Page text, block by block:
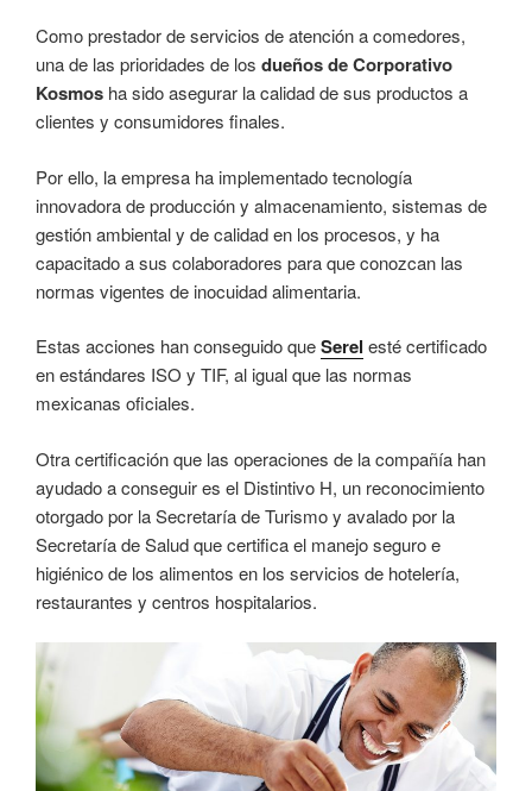
Como prestador de servicios de atención a comedores,
una de las prioridades de los dueños deCorporativo
Kosmos ha sido asegurar la calidad de sus productos a
clientes y consumidores finales.
Por ello, la empresa ha implementado tecnología
innovadora de producción y almacenamiento, sistemas de
gestión ambiental y de calidad en los procesos, y ha
capacitado a sus colaboradores para que conozcan las
normas vigentes de inocuidad alimentaria.
Estas acciones han conseguido queSerel esté certificado
en estándares ISO y TIF, al igual que las normas
mexicanas oficiales.
Otra certificación que las operaciones de la compañía han
ayudado a conseguir es el Distintivo H, un reconocimiento
otorgado por la Secretaría de Turismo y avalado por la
Secretaría de Salud que certifica el manejo seguro e
higiénico de los alimentos en los servicios de hotelería,
restaurantes y centros hospitalarios.